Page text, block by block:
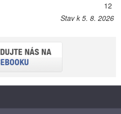
12
Stav k 5. 8. 2026